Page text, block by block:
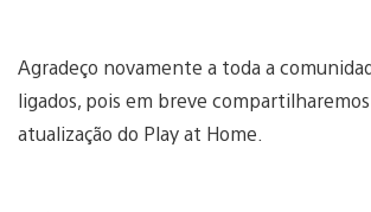
Agradeço novamente a toda a
ligados, pois em breve
atualização do Play at Home.